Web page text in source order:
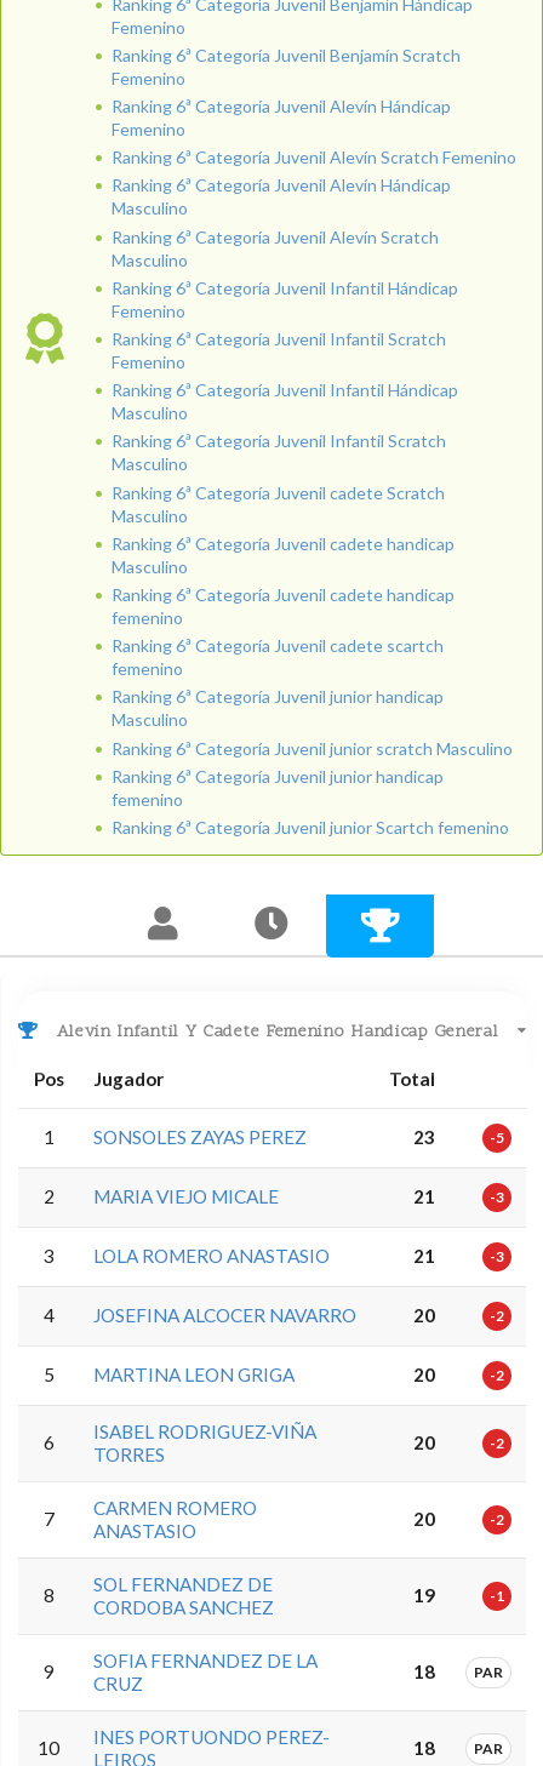
Femenino
Ranking 6ª Categoría Juvenil Benjamín Scratch
Femenino
Ranking 6ª Categoría Juvenil Alevín Hándicap
Femenino
Ranking 6ª Categoría Juvenil Alevín Scratch Femenino
Ranking 6ª Categoría Juvenil Alevín Hándicap
Masculino
Ranking 6ª Categoría Juvenil Alevín Scratch
Masculino
Ranking 6ª Categoría Juvenil Infantil Hándicap
Femenino
Ranking 6ª Categoría Juvenil Infantil Scratch
Femenino
Ranking 6ª Categoría Juvenil Infantil Hándicap
Masculino
Ranking 6ª Categoría Juvenil Infantil Scratch
Masculino
Ranking 6ª Categoría Juvenil cadete Scratch
Masculino
Ranking 6ª Categoría Juvenil cadete handicap
Masculino
Ranking 6ª Categoría Juvenil cadete handicap
femenino
Ranking 6ª Categoría Juvenil cadete scartch
femenino
Ranking 6ª Categoría Juvenil junior handicap
Masculino
Ranking 6ª Categoría Juvenil junior scratch Masculino
Ranking 6ª Categoría Juvenil junior handicap
femenino
Ranking 6ª Categoría Juvenil junior Scartch femenino
Alevin Infantil Y Cadete Femenino Handicap General
Pos Jugador Total
1 SONSOLES ZAYAS PEREZ 23 -5
2 MARIA VIEJO MICALE 21 -3
3 LOLA ROMERO ANASTASIO 21 -3
4 JOSEFINA ALCOCER NAVARRO 20 -2
5 MARTINA LEON GRIGA 20 -2
6
ISABEL RODRIGUEZ-VIÑA
TORRES
20 -2
7
CARMEN ROMERO
ANASTASIO
20 -2
8
SOL FERNANDEZ DE
CORDOBA SANCHEZ
19 -1
9
SOFIA FERNANDEZ DE LA
CRUZ
18 PAR
10
INES PORTUONDO PEREZ-
LEIROS
18 PAR